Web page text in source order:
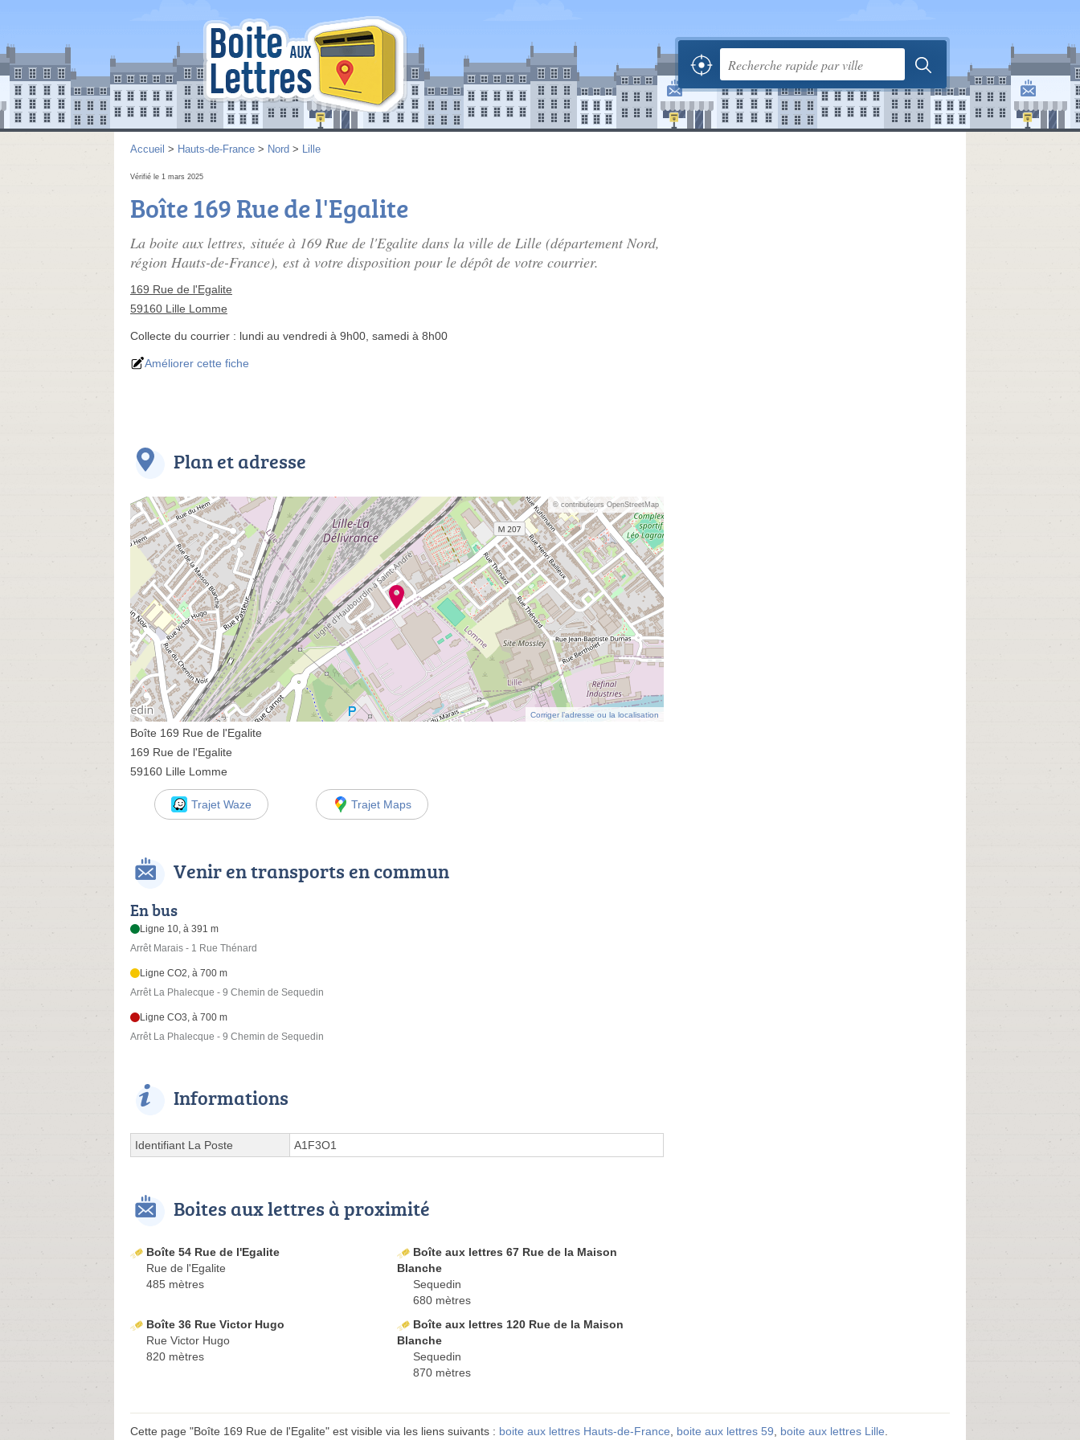
Accueil > Hauts-de-France > Nord > Lille
Vérifié le 1 mars 2025
Boîte 169 Rue de l'Egalite
La boite aux lettres, située à 169 Rue de l'Egalite dans la ville de Lille (département Nord,
région Hauts-de-France), est à votre disposition pour le dépôt de votre courrier.
169 Rue de l'Egalite
59160 Lille Lomme
Collecte du courrier : lundi au vendredi à 9h00, samedi à 8h00
Améliorer cette fiche
Plan et adresse
© contributeurs OpenStreetMap
Corriger l’adresse ou la localisation
Boîte 169 Rue de l'Egalite
169 Rue de l'Egalite
59160 Lille Lomme
Trajet Waze Trajet Maps
Venir en transports en commun
En bus
Ligne 10, à 391 m
Arrêt Marais - 1 Rue Thénard
Ligne CO2, à 700 m
Arrêt La Phalecque - 9 Chemin de Sequedin
Ligne CO3, à 700 m
Arrêt La Phalecque - 9 Chemin de Sequedin
Informations
Identifiant La Poste A1F3O1
Boites aux lettres à proximité
Boîte 54 Rue de l'Egalite
Rue de l'Egalite
485 mètres
Boîte aux lettres 67 Rue de la Maison
Blanche
Sequedin
680 mètres
Boîte 36 Rue Victor Hugo
Rue Victor Hugo
820 mètres
Boîte aux lettres 120 Rue de la Maison
Blanche
Sequedin
870 mètres
Cette page "Boîte 169 Rue de l'Egalite" est visible via les liens suivants : boite aux lettres Hauts-de-France, boite aux lettres 59, boite aux lettres Lille.